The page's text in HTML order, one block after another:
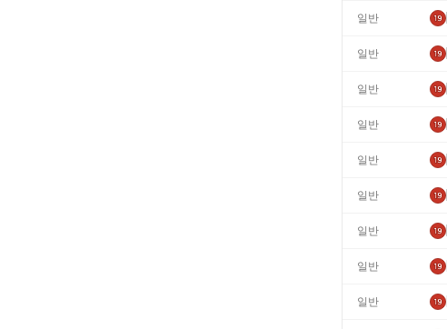
일반
일반
일반
일반
일반
일반
일반
일반
일반